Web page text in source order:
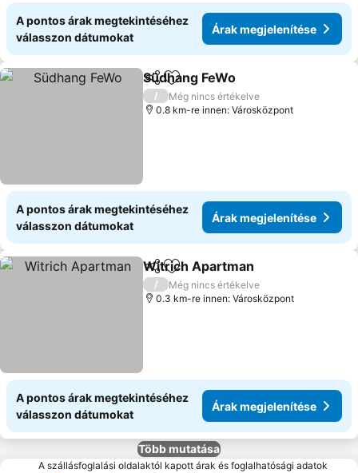
A pontos árak megtekintéséhez
válasszon dátumokat
Árak megjelenítése
Megosztás
Hozzáadás a kedvencekhez
Südhang FeWo
/
Még nincs értékelve
0.8 km-re innen: Városközpont
A pontos árak megtekintéséhez
válasszon dátumokat
Árak megjelenítése
Megosztás
Hozzáadás a kedvencekhez
Witrich Apartman
/
Még nincs értékelve
0.3 km-re innen: Városközpont
A pontos árak megtekintéséhez
válasszon dátumokat
Árak megjelenítése
Több mutatása
A szállásfoglalási oldalaktól kapott árak és foglalhatósági adatok